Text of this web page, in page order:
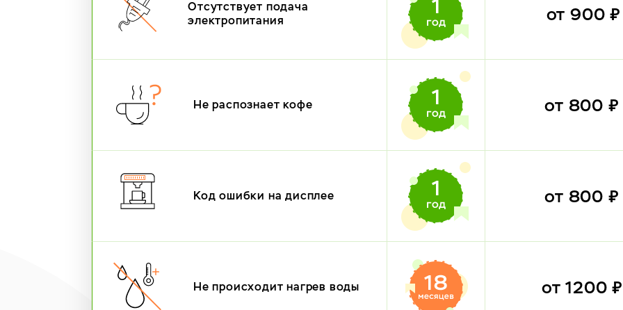
Отсутствует подача
электропитания
от 900 ₽
Не распознает кофе от 800 ₽
Код ошибки на дисплее от 800 ₽
Не происходит нагрев воды от 1200 ₽